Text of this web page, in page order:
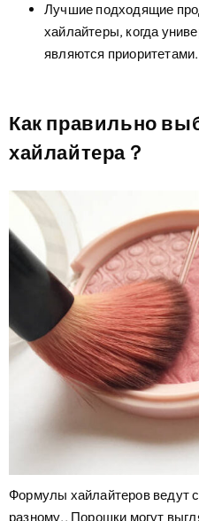
Лучшие подходящие
хайлайтеры, когда
являются
Как правильно
хайлайтера？
Формулы хайлайтеров ведут
разному.. Порошки могут